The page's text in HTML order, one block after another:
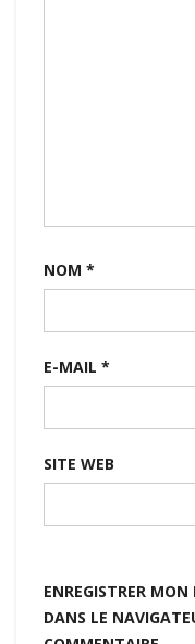
NOM *
E-MAIL *
SITE WEB
ENREGISTRER
DANS LE